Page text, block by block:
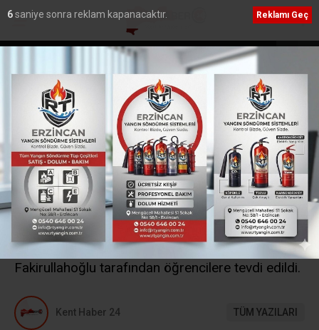
Hayat 112 Acil Mobil Uygulaması Kamu
Yayında
Ana Sayfa›Yerel
9 Öğrenci Hafızlık belgesi
aldı
Recep Demir Kur’an Kursu’nda hafızlık eğitimini
başarıyla tamamlayan 9 öğrenci için İl Müftülüğü
makamında belge takdim programı düzenlendi.
Programda hafızlık belgeleri, İl Müftüsü İsmail
Fakirullahoğlu tarafından öğrencilere tevdi edildi.
Kent Haber 24 TÜM YAZILARI
5saniye sonra reklam kapanacaktır. Reklamı Geç